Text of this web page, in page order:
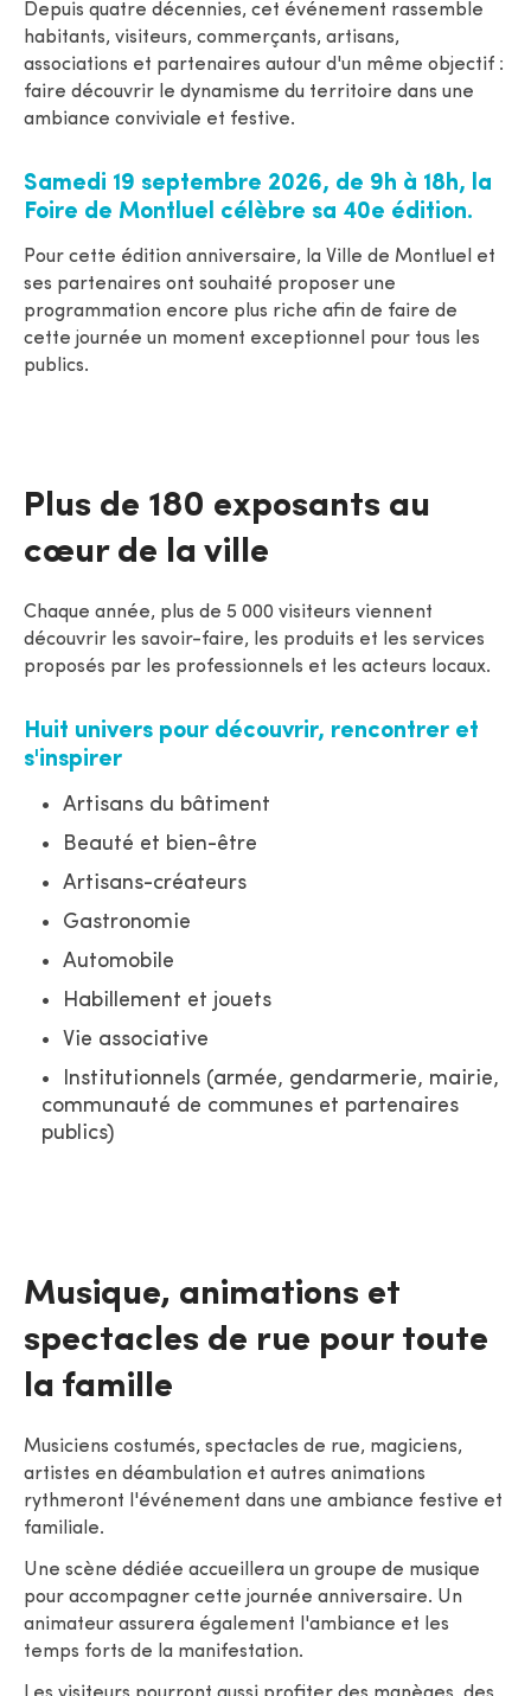
Depuis quatre décennies, cet événement rassemble
habitants, visiteurs, commerçants, artisans,
associations et partenaires autour d'un même objectif :
faire découvrir le dynamisme du territoire dans une
ambiance conviviale et festive.
Samedi 19 septembre 2026, de 9h à 18h, la
Foire de Montluel célèbre sa 40e édition.
Pour cette édition anniversaire, la Ville de Montluel et
ses partenaires ont souhaité proposer une
programmation encore plus riche afin de faire de
cette journée un moment exceptionnel pour tous les
publics.
Plus de 180 exposants au
cœur de la ville
Chaque année, plus de 5 000 visiteurs viennent
découvrir les savoir-faire, les produits et les services
proposés par les professionnels et les acteurs locaux.
Huit univers pour découvrir, rencontrer et
s'inspirer
Artisans du bâtiment
Beauté et bien-être
Artisans-créateurs
Gastronomie
Automobile
Habillement et jouets
Vie associative
Institutionnels (armée, gendarmerie, mairie,
communauté de communes et partenaires
publics)
Musique, animations et
spectacles de rue pour toute
la famille
Musiciens costumés, spectacles de rue, magiciens,
artistes en déambulation et autres animations
rythmeront l'événement dans une ambiance festive et
familiale.
Une scène dédiée accueillera un groupe de musique
pour accompagner cette journée anniversaire. Un
animateur assurera également l'ambiance et les
temps forts de la manifestation.